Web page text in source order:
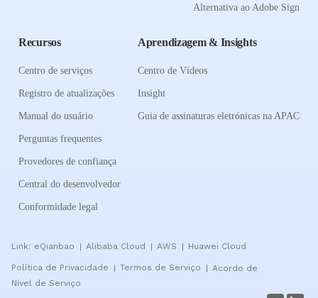
Alternativa ao Adobe Sign
Recursos
Centro de serviços
Registro de atualizações
Manual do usuário
Perguntas frequentes
Provedores de confiança
Central do desenvolvedor
Conformidade legal
Aprendizagem & Insights
Centro de Vídeos
Insight
Guia de assinaturas eletrónicas na APAC
Link: eQianbao | Alibaba Cloud | AWS | Huawei Cloud
Política de Privacidade Termos de Serviço
Acordo de
Nível de Serviço